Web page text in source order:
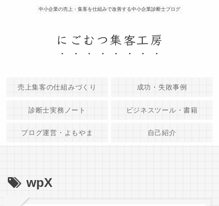
中小企業の売上・集客を仕組みで改善する中小企業診断士ブログ
にごむつ集客工房
売上集客の仕組みづくり 成功・失敗事例
診断士実務ノート ビジネスツール・書籍
ブログ運営・よもやま 自己紹介
wpX